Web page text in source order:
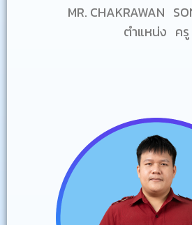
MR. CHAKRAWAN
ตำแหน่ง ครู